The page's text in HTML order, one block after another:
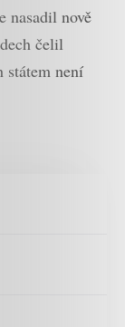
nasadil nově
čelil
státem není